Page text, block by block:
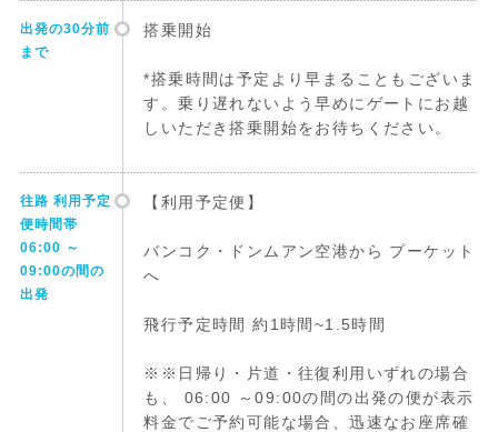
出発の30分前
まで
搭乗開始
*搭乗時間は予定より早まることもございま
す。乗り遅れないよう早めにゲートにお越
しいただき搭乗開始をお待ちください。
往路 利用予定
便時間帯
06:00 ～
09:00の間の
出発
【利用予定便】
バンコク・ドンムアン空港から プーケット
へ
飛行予定時間 約1時間~1.5時間
※※日帰り・片道・往復利用いずれの場合
も、 06:00 ～09:00の間の出発の便が表示
料金でご予約可能な場合、迅速なお座席確